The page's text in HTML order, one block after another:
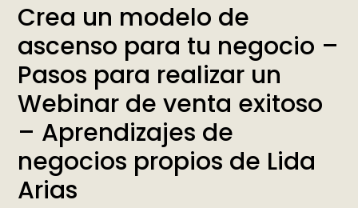
Crea un modelo de
ascenso para tu negocio –
Pasos para realizar un
Webinar de venta exitoso
– Aprendizajes de
negocios propios de Lida
Arias